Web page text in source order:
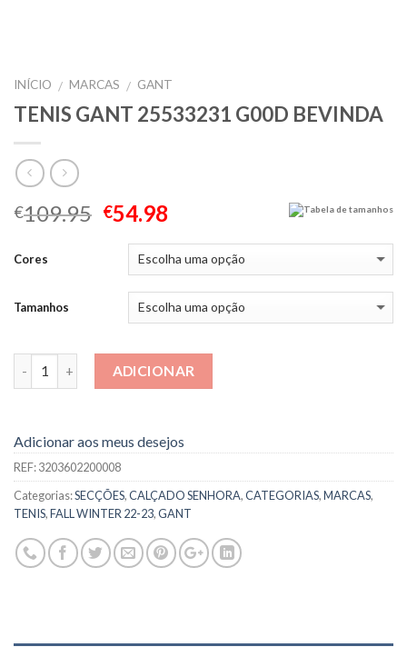
INÍCIO / MARCAS / GANT
TENIS GANT 25533231 G00D BEVINDA
€109.95 €54.98 Tabela de tamanhos
Cores
Tamanhos
Quantidade ADICIONAR
Adicionar aos meus desejos
REF:3203602200008
Categorias:SECÇÕES,CALÇADO SENHORA,CATEGORIAS,MARCAS,
TENIS,FALL WINTER 22-23,GANT